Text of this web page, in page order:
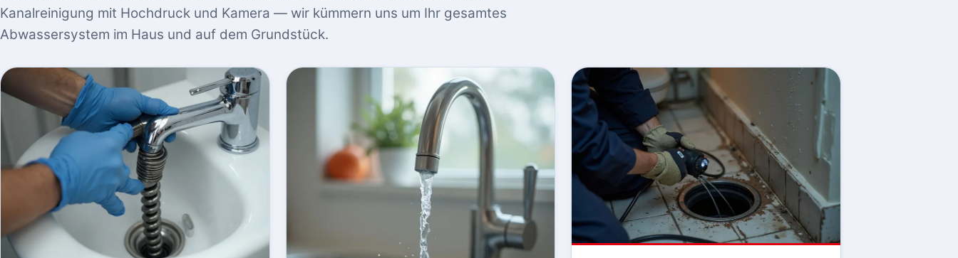
Kanalreinigung mit Hochdruck und Kamera — wir kümmern uns um Ihr gesamtes
Abwassersystem im Haus und auf dem Grundstück.